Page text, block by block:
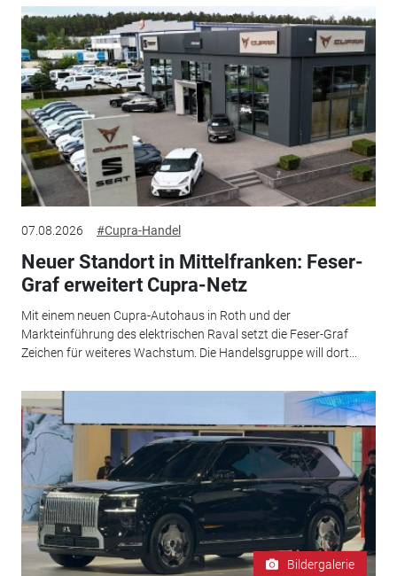
07.08.2026 #Cupra-Handel
Neuer Standort in Mittelfranken: Feser-
Graf erweitert Cupra-Netz
Mit einem neuen Cupra-Autohaus in Roth und der
Markteinführung des elektrischen Raval setzt die Feser-Graf
Zeichen für weiteres Wachstum. Die Handelsgruppe will dort...
Bildergalerie